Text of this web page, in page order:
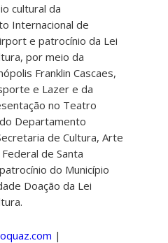
cultural da
Internacional de
e patrocínio da Lei
por meio da
Franklin Cascaes,
e Lazer e da
no Teatro
Departamento
de Cultura, Arte
de Santa
do Município
Doação da Lei
|